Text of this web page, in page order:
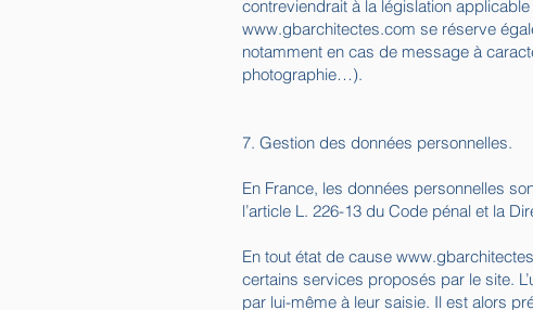
contreviendrait à la législation
www.gbarchitectes.com se réserve
notamment en cas de message à
photographie…).
7. Gestion des données personnelles.
En France, les données personnelles
l’article L. 226-13 du Code pénal et la
En tout état de cause
certains services proposés par le site.
par lui-même à leur saisie. Il est alors